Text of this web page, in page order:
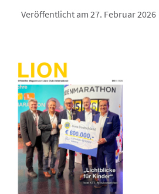
Veröffentlicht am 27. Februar 2026